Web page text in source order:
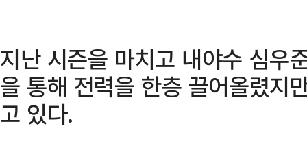
지난 시즌을 마치고 내야수 심우
을 통해 전력을 한층 끌어올렸지
고 있다.